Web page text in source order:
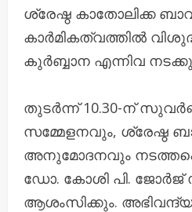
ശ്രേഷ്ഠ കാതോലിക്ക
കാർമികത്വത്തിൽ
കുർബ്ബാന എന്നിവ
തുടർന്ന് 10.30-ന്
സമ്മേളനവും, ശ്രേഷ്ഠ
അനുമോദനവും
ഡോ. കോശി പി. ജോർജ്
ആശംസിക്കും.